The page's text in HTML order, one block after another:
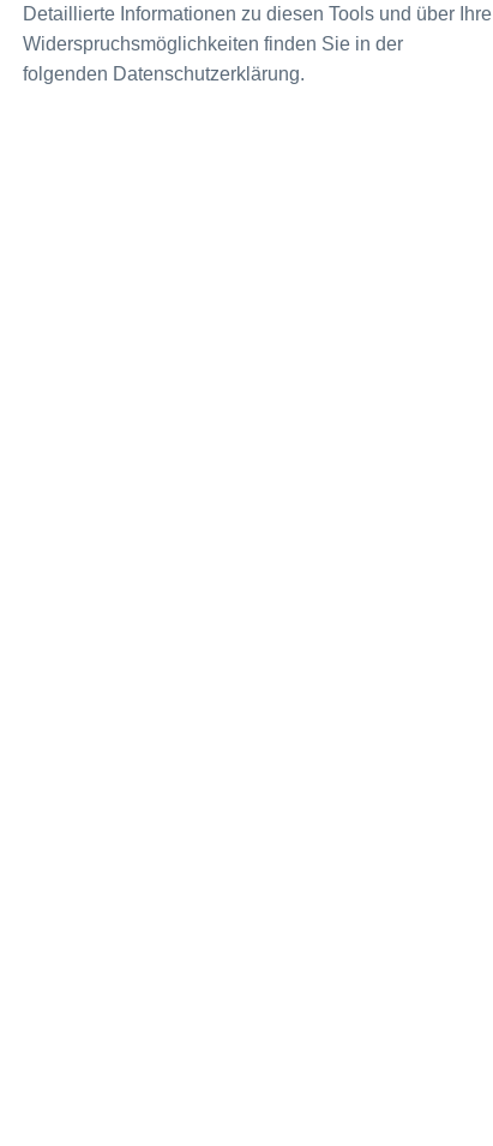
Detaillierte Informationen zu diesen Tools und über Ihre
Widerspruchsmöglichkeiten finden Sie in der
folgenden Datenschutzerklärung.